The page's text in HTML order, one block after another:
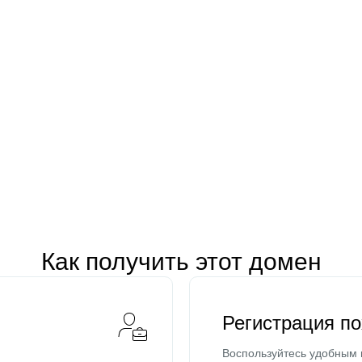
Как получить этот домен
Регистрация
Воспользуйтесь